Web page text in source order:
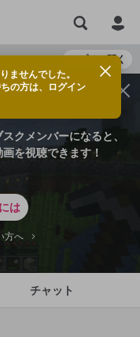
アプリで開く
クメンバーになると、
を視聴できます！
は
方へ
チャット
ませんでした。
の方は、ログイン